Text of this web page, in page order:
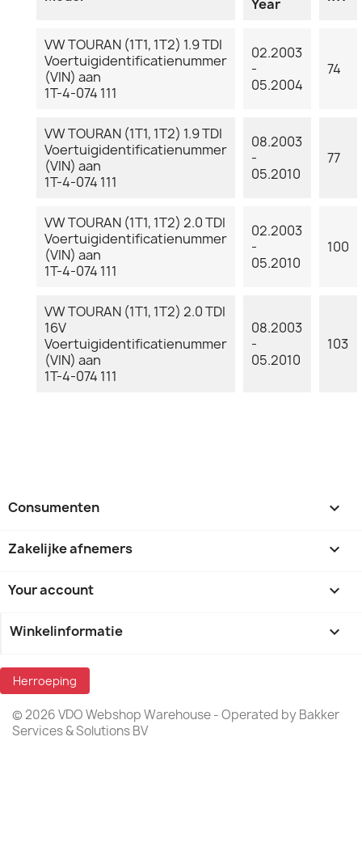
Year
VW TOURAN (1T1, 1T2) 1.9 TDI
Voertuigidentificatienummer
(VIN) aan
1T-4-074 111
02.2003
-
05.2004
74
VW TOURAN (1T1, 1T2) 1.9 TDI
Voertuigidentificatienummer
(VIN) aan
1T-4-074 111
08.2003
-
05.2010
77
VW TOURAN (1T1, 1T2) 2.0 TDI
Voertuigidentificatienummer
(VIN) aan
1T-4-074 111
02.2003
-
05.2010
100
VW TOURAN (1T1, 1T2) 2.0 TDI
16V
Voertuigidentificatienummer
(VIN) aan
1T-4-074 111
08.2003
-
05.2010
103
Consumenten 
Zakelijke afnemers 
Your account 
Winkelinformatie keyboard_arrow_down
Herroeping
© 2026 VDO Webshop Warehouse - Operated by Bakker
Services & Solutions BV